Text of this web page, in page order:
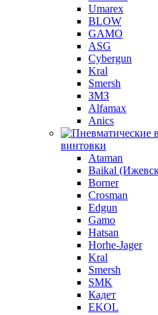
Umarex
BLOW
GAMO
ASG
Cybergun
Kral
Smersh
ЗМЗ
Alfamax
Anics
винтовки
Ataman
Baikal
Borner
Crosman
Edgun
Gamo
Hatsan
Horhe-Jager
Kral
Smersh
SMK
Кадет
EKOL